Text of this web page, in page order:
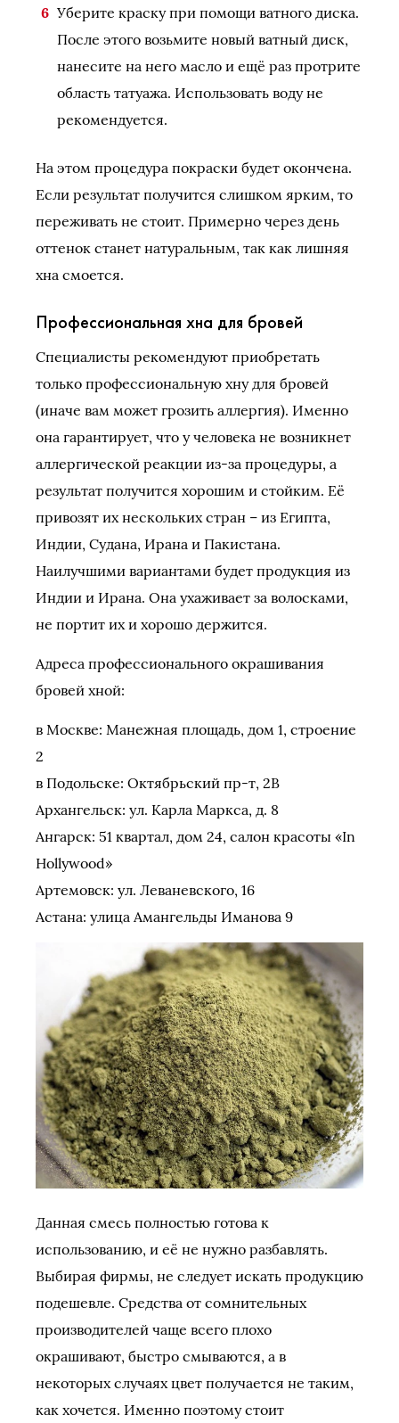
Уберите краску при помощи ватного диска.
После этого возьмите новый ватный диск,
нанесите на него масло и ещё раз протрите
область татуажа. Использовать воду не
рекомендуется.
На этом процедура покраски будет окончена.
Если результат получится слишком ярким, то
переживать не стоит. Примерно через день
оттенок станет натуральным, так как лишняя
хна смоется.
Профессиональная хна для бровей
Специалисты рекомендуют приобретать
только профессиональную хну для бровей
(иначе вам может грозить аллергия). Именно
она гарантирует, что у человека не возникнет
аллергической реакции из-за процедуры, а
результат получится хорошим и стойким. Её
привозят их нескольких стран – из Египта,
Индии, Судана, Ирана и Пакистана.
Наилучшими вариантами будет продукция из
Индии и Ирана. Она ухаживает за волосками,
не портит их и хорошо держится.
Адреса профессионального окрашивания
бровей хной:
в Москве: Манежная площадь, дом 1, строение
2
в Подольске: Октябрьский пр-т, 2В
Архангельск: ул. Карла Маркса, д. 8
Ангарск: 51 квартал, дом 24, салон красоты «In
Hollywood»
Артемовск: ул. Леваневского, 16
Астана: улица Амангельды Иманова 9
Данная смесь полностью готова к
использованию, и её не нужно разбавлять.
Выбирая фирмы, не следует искать продукцию
подешевле. Средства от сомнительных
производителей чаще всего плохо
окрашивают, быстро смываются, а в
некоторых случаях цвет получается не таким,
как хочется. Именно поэтому стоит